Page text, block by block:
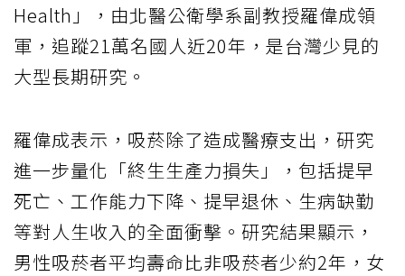
Health」，由北醫公衛學系副教授羅偉成領
軍，追蹤21萬名國人近20年，是台灣少見的
大型長期研究。
羅偉成表示，吸菸除了造成醫療支出，研究
進一步量化「終生生產力損失」，包括提早
死亡、工作能力下降、提早退休、生病缺勤
等對人生收入的全面衝擊。研究結果顯示，
男性吸菸者平均壽命比非吸菸者少約2年，女